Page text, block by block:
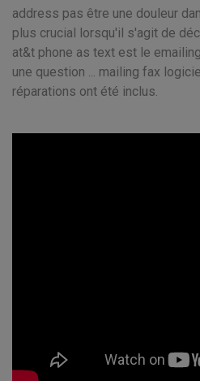
address pas être une douleur
plus crucial lorsqu'il s'agit de
at&t phone as text est le
une question ... mailing fax
réparations ont été inclus.